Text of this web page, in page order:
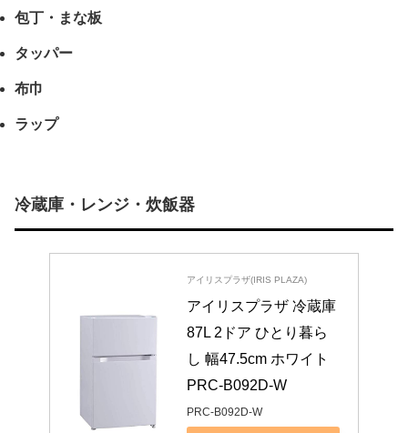
包丁・まな板
タッパー
布巾
ラップ
冷蔵庫・レンジ・炊飯器
アイリスプラザ(IRIS PLAZA)
アイリスプラザ 冷蔵庫
87L 2ドア ひとり暮ら
し 幅47.5cm ホワイト
PRC-B092D-W
PRC-B092D-W